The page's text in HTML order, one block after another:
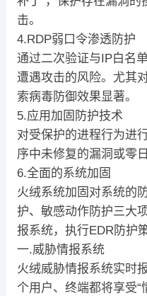
击。
4.RDP弱口令渗透防护
通过二次验证与IP白名
遭遇攻击的风险。尤其
索病毒防御效果显著。
5.应用加固防护技术
对受保护的进程行为进
序中未修复的漏洞或零
6.全面的系统加固
火绒系统加固对系统的
护、敏感动作防护三大
报系统，执行EDR防护策
一.威胁情报系统
火绒威胁情报系统实时
个用户、终端都将享受“